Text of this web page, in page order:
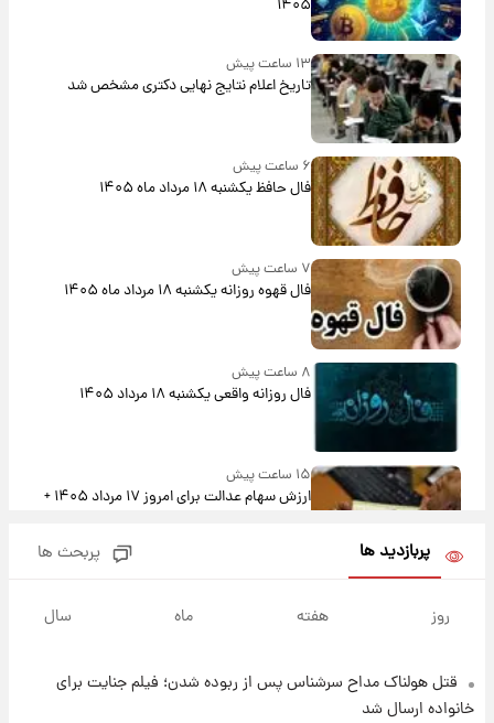
۱۴۰۵
۱۳ ساعت پیش
تاریخ اعلام نتایج نهایی دکتری مشخص شد
۶ ساعت پیش
فال حافظ یکشنبه ۱۸ مرداد ماه ۱۴۰۵
۷ ساعت پیش
فال قهوه روزانه یکشنبه ۱۸ مرداد ماه ۱۴۰۵
۸ ساعت پیش
فال روزانه واقعی یکشنبه ۱۸ مرداد ۱۴۰۵
۱۵ ساعت پیش
ارزش سهام عدالت برای امروز ۱۷ مرداد ۱۴۰۵ +
۱۹ ساعت پیش
پربازدید ها پربحث ها
روز هفته ماه سال
قتل هولناک مداح سرشناس پس از ربوده شدن؛ فیلم جنایت برای
خانواده ارسال شد